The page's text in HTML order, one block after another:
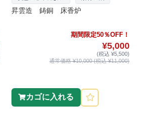
昇雲造 鋳銅 床香炉
期間限定50％OFF！
¥5,000
(税込 ¥5,500)
通常価格 ¥10,000 (税込 ¥11,000)
カゴに入れる